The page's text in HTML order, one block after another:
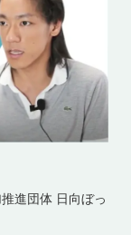
進団体 日向ぼっ